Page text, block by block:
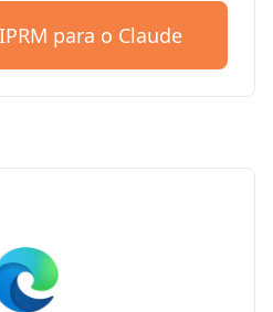
para o Claude